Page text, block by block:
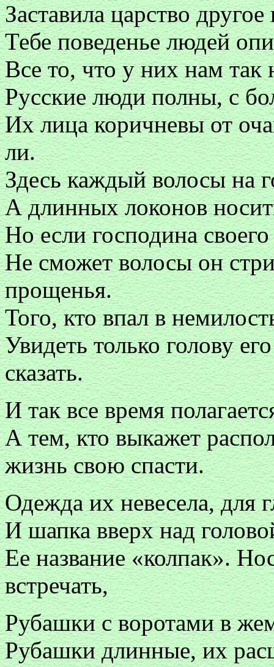
Заставила царство
Тебе поведенье людей
Все то, что у них нам
Русские люди полны, с
Их лица коричневы от
ли.
Здесь каждый волосы на
А длинных локонов
Но если господина
Не сможет волосы он
прощенья.
Того, кто впал в
Увидеть только голову
сказать.
И так все время
А тем, кто выкажет
жизнь свою спасти.
Одежда их невесела, для
И шапка вверх над
Ее название «колпак».
встречать,
Рубашки с воротами в
Рубашки длинные, их